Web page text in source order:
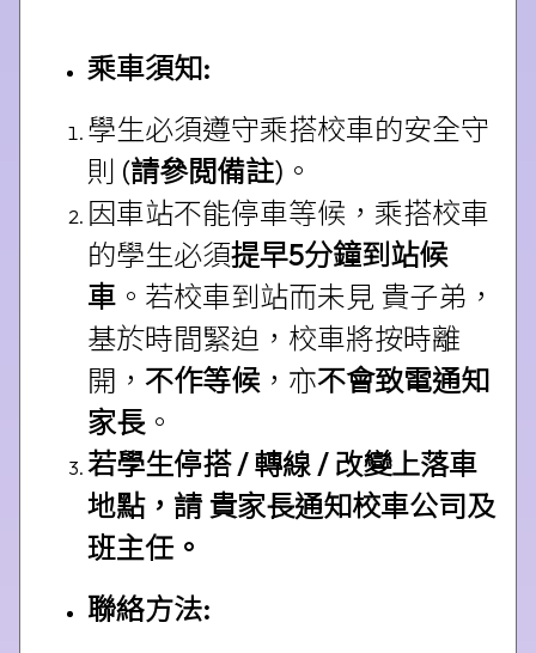
乘車須知:
學生必須遵守乘搭校車的安全守
則 (請參閲備註)。
因車站不能停車等候，乘搭校車
的學生必須提早5分鐘到站候
車 。若校車到站而未見 貴子弟，
基於時間緊迫，校車將按時離
開， 不作等候 ，亦不會致電通知
家長。
若學生停搭/ 轉線 / 改變上落車
地點，請 貴家長通知校車公司及
班主任。
聯絡方法: